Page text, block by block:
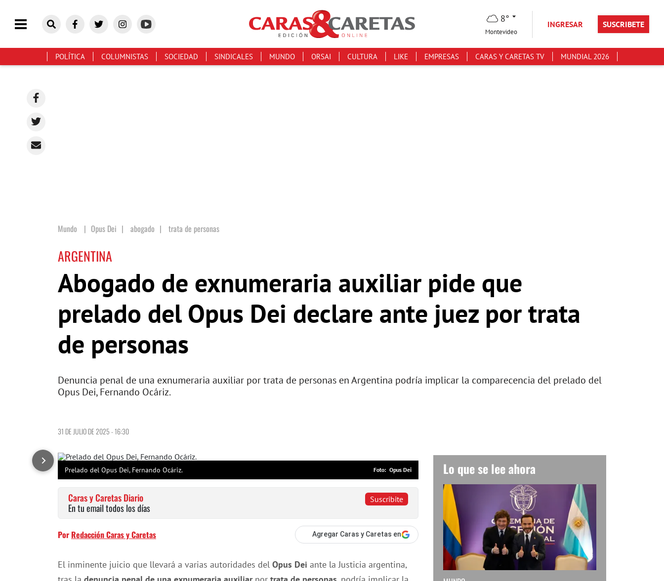
8°
Montevideo
INGRESAR SUSCRIBETE
POLÍTICA COLUMNISTAS SOCIEDAD SINDICALES MUNDO ORSAI CULTURA LIKE EMPRESAS CARAS Y CARETAS TV MUNDIAL 2026
Mundo Opus Dei | abogado | trata de personas
ARGENTINA
Abogado de exnumeraria auxiliar pide que
prelado del Opus Dei declare ante juez por trata
de personas
Denuncia penal de una exnumeraria auxiliar por trata de personas en Argentina podría implicar la comparecencia del prelado del
Opus Dei, Fernando Ocáriz.
31 DE JULIO DE 2025 - 16:30
Prelado del Opus Dei, Fernando Ocáriz. Opus Dei
Suscribite
Caras y Caretas Diario
En tu email todos los días
Por Redacción Caras y Caretas Agregar Caras y Caretas en
El inminente juicio que llevará a varias autoridades del Opus Dei ante la Justicia argentina,
Lo que se lee ahora